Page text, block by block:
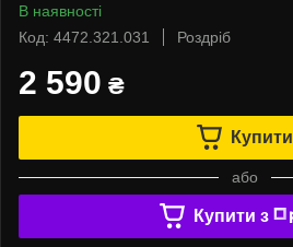
В наявності
Код: 4472.321.031
Роздріб
2 590 ₴
Купити
або
Купити з